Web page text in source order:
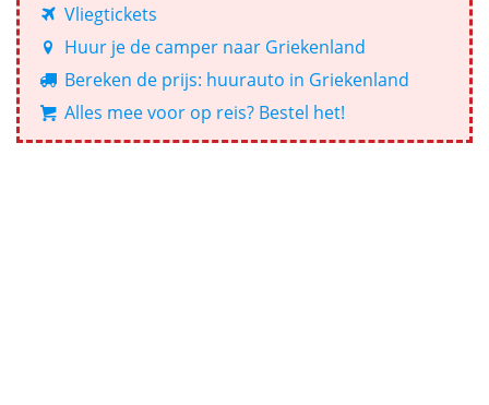
Vliegtickets
Huur je de camper naar Griekenland
Bereken de prijs: huurauto in Griekenland
Alles mee voor op reis? Bestel het!